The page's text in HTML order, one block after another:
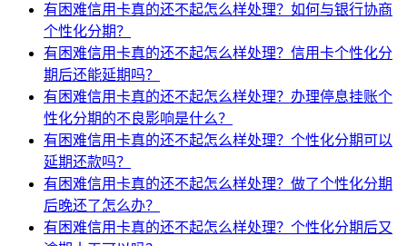
有困难信用卡真的还不起怎么样处理？如何与银行协商
个性化分期？
有困难信用卡真的还不起怎么样处理？信用卡个性化分
期后还能延期吗？
有困难信用卡真的还不起怎么样处理？办理停息挂账个
性化分期的不良影响是什么？
有困难信用卡真的还不起怎么样处理？个性化分期可以
延期还款吗？
有困难信用卡真的还不起怎么样处理？做了个性化分期
后晚还了怎么办？
有困难信用卡真的还不起怎么样处理？个性化分期后又